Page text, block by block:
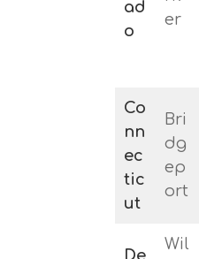
ad
o
er
Co
nn
ec
tic
ut
Bri
dg
ep
ort
De
Wil